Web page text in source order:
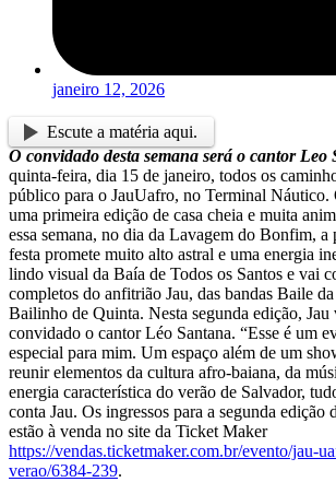
janeiro 12, 2026
Escute a matéria aqui.
O convidado desta semana será o cantor Leo
quinta-feira, dia 15 de janeiro, todos os
público para o JauUafro, no Terminal Náutico.
uma primeira edição de casa cheia e muita
essa semana, no dia da Lavagem do Bonfim, a
festa promete muito alto astral e uma energia
lindo visual da Baía de Todos os Santos e vai
completos do anfitrião Jau, das bandas Baile
Bailinho de Quinta. Nesta segunda edição, Jau
convidado o cantor Léo Santana. “Esse é um
especial para mim. Um espaço além de um
reunir elementos da cultura afro-baiana, da
energia característica do verão de Salvador,
conta Jau. Os ingressos para a segunda edição
estão à venda no site da Ticket Maker
https://vendas.ticketmaker.com.br/evento/jau-
verao/6384-239.